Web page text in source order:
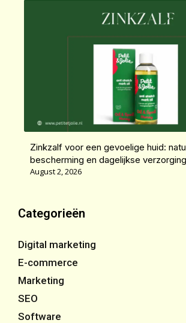
Zinkzalf voor een gevoelige huid:
bescherming en dagelijkse verzorging
August 2, 2026
Categorieën
Digital marketing
E-commerce
Marketing
SEO
Software